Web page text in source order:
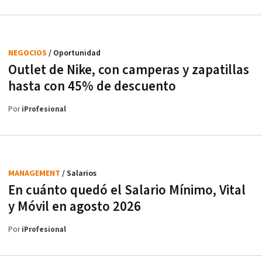
Outlet de Nike, con camperas y zapatillas
hasta con 45% de descuento
NEGOCIOS / Oportunidad
PoriProfesional
En cuánto quedó el Salario Mínimo, Vital
y Móvil en agosto 2026
MANAGEMENT / Salarios
PoriProfesional